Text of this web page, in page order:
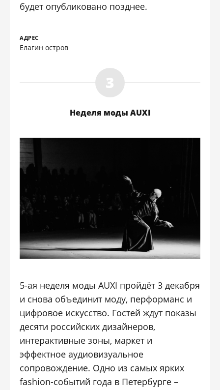
будет опубликовано позднее.
АДРЕС
Елагин остров
Неделя моды AUXI
5-ая неделя моды AUXI пройдёт 3 декабря
и снова объединит моду, перформанс и
цифровое искусство. Гостей ждут показы
десяти российских дизайнеров,
интерактивные зоны, маркет и
эффектное аудиовизуальное
сопровождение. Одно из самых ярких
fashion-событий года в Петербурге –